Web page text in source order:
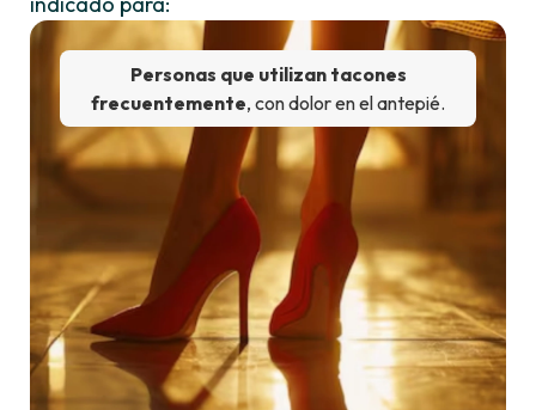
Personas que utilizan tacones
frecuentemente, con dolor en el antepié.